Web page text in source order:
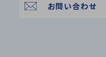
お問い合わせ